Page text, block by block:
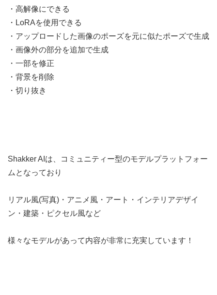
・高解像にできる
・LoRAを使用できる
・アップロードした画像のポーズを元に似たポーズで生成
・画像外の部分を追加で生成
・一部を修正
・背景を削除
・切り抜き
Shakker AIは、コミュニティー型のモデルプラットフォー
ムとなっており
リアル風(写真)・アニメ風・アート・インテリアデザイ
ン・建築・ピクセル風など
様々なモデルがあって内容が非常に充実しています！